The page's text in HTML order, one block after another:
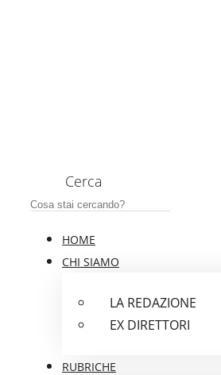
Cerca
HOME
CHI SIAMO
LA REDAZIONE
EX DIRETTORI
RUBRICHE